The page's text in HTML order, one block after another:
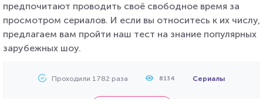
предпочитают проводить своё свободное время за
просмотром сериалов. И если вы относитесь к их числу,
предлагаем вам пройти наш тест на знание популярных
зарубежных шоу.
Проходили 1782 раза 8134 Сериалы